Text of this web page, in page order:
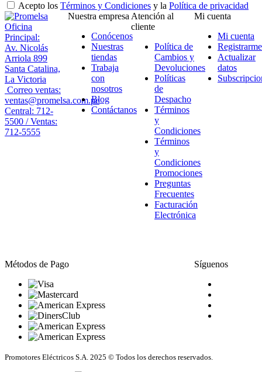
Acepto los Términos y Condiciones y la Política de privacidad
Oficina
Principal:
Av. Nicolás
Arriola 899
Santa Catalina,
La Victoria
Correo ventas:
ventas@promelsa.com.pe
Central: 712-
5500 / Ventas:
712-5555
Nuestra empresa
Conócenos
Nuestras
tiendas
Trabaja
con
nosotros
Blog
Contáctanos
Atención al
cliente
Política de
Cambios y
Devoluciones
Políticas
de
Despacho
Términos
y
Condiciones
Términos
y
Condiciones
Promociones
Preguntas
Frecuentes
Facturación
Electrónica
Mi cuenta
Mi cuenta
Registrarme
Actualizar
datos
Métodos de Pago Síguenos
Promotores Eléctricos S.A. 2025 © Todos los derechos reservados.